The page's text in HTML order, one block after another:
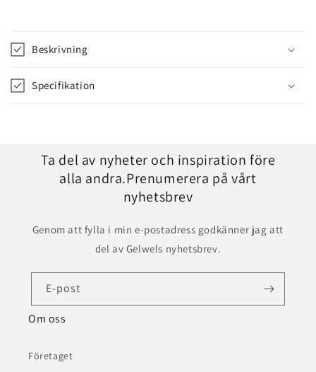
Beskrivning
Specifikation
Ta del av nyheter och inspiration före
alla andra.Prenumerera på vårt
nyhetsbrev
Genom att fylla i min e-postadress godkänner jag att
del av Gelwels nyhetsbrev.
E-post
Om oss
Företaget